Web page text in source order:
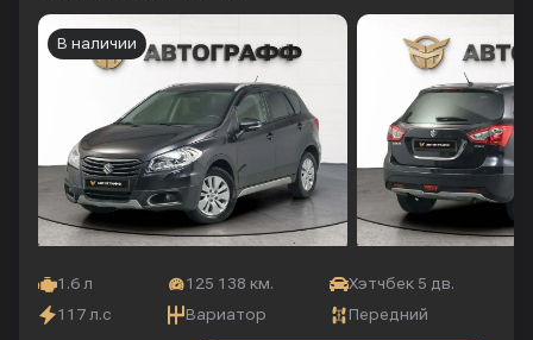
1.6 л 125 138 км.
Хэтчбек 5 дв.
117 л.с
Вариатор Передний
В наличии